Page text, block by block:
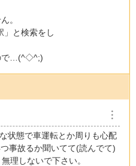
。
」と検索をし
で…(^◇^;)
︙
状態で車運転とか周りも心配
事故るか聞いてて(読んでて)
理しないで下さい。